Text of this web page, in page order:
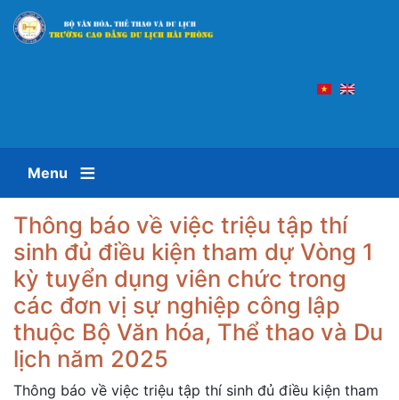
Nhảy
đến
Menu
Thông báo về việc triệu tập thí
sinh đủ điều kiện tham dự Vòng 1
kỳ tuyển dụng viên chức trong
các đơn vị sự nghiệp công lập
thuộc Bộ Văn hóa, Thể thao và Du
lịch năm 2025
Thông báo về việc triệu tập thí sinh đủ điều kiện tham